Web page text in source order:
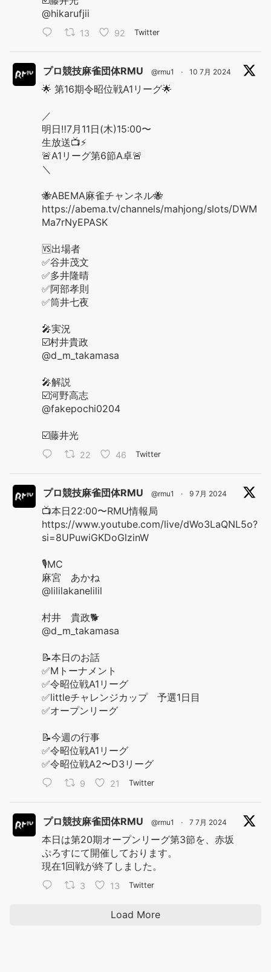
@hikarufjii
13 92 Twitter
プロ競技麻雀団体RMU @rmu1 · 10 7月 2024
🌟 第16期令昭位戦A1リーグ🌟
／
明日‼️7月11日(木)15:00〜
生放送📺⚡️
🚨A1リーグ第6節A卓🚨
＼
🐝ABEMA麻雀チャンネル🐝
https://abema.tv/channels/mahjong/slots/DWM
Ma7rNyEPASK
🆚出場者
✅谷井茂文
✅多井隆晴
✅阿部孝則
✅筒井七夜
🎤実況
☑️村井貴政
@d_m_takamasa
🎤解説
☑️河野高志
@fakepochi0204
☑️藤井光
22 46 Twitter
プロ競技麻雀団体RMU @rmu1 · 9 7月 2024
📺本日22:00〜RMU情報局
https://www.youtube.com/live/dWo3LaQNL5o?
si=8UPuwiGKDoGlzinW
🎙️MC
麻宮 あかね
@lililakanelilil
村井 貴政🐕
@d_m_takamasa
📝本日のお話
✅Mトーナメント
✅令昭位戦A1リーグ
✅littleチャレンジカップ 予選1日目
✅オープンリーグ
📝今週の行事
✅令昭位戦A1リーグ
✅令昭位戦A2〜D3リーグ
9 21 Twitter
プロ競技麻雀団体RMU @rmu1 · 7 7月 2024
本日は第20期オープンリーグ第3節を、赤坂
ぷろすにて開催しております。
現在1回戦が終了しました。
3 13 Twitter
Load More